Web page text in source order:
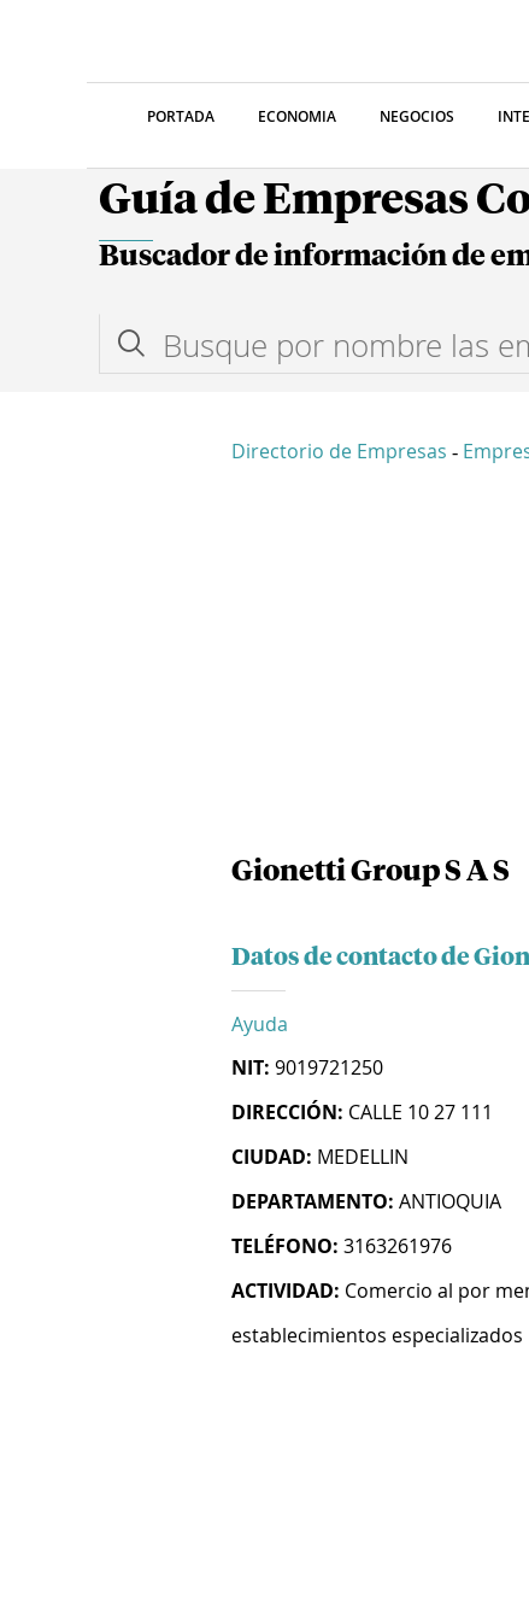
PORTADA ECONOMIA NEGOCIOS
Guía de Empresas
Buscador de información de
Directorio de Empresas -
Gionetti Group S A S
Datos de contacto de
Ayuda
NIT: 9019721250
DIRECCIÓN: CALLE 10 27 111
CIUDAD: MEDELLIN
DEPARTAMENTO: ANTIOQUIA
TELÉFONO: 3163261976
ACTIVIDAD: Comercio al por
establecimientos especializados